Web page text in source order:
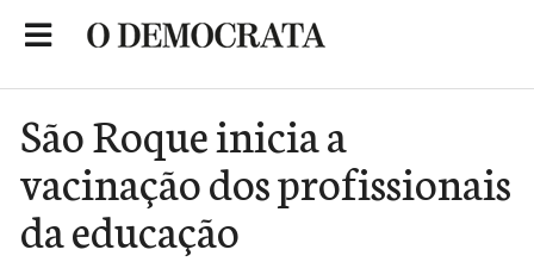
São Roque inicia a
vacinação dos profissionais
da educação